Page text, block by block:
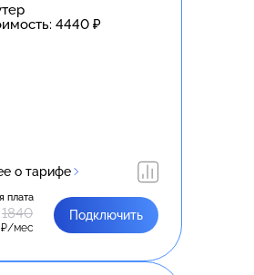
4440 ₽
о тарифе
плата
1840
₽/мес
Подключить